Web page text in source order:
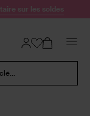
sur les soldes